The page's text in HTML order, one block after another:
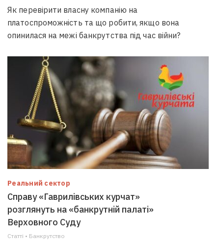
Як перевірити власну компанію на
платоспроможність та що робити, якщо вона
опинилася на межі банкрутства під час війни?
Реальний сектор
Справу «Гаврилівських курчат»
розглянуть на «банкрутній палаті»
Верховного Суду
Статті • Банкрутство